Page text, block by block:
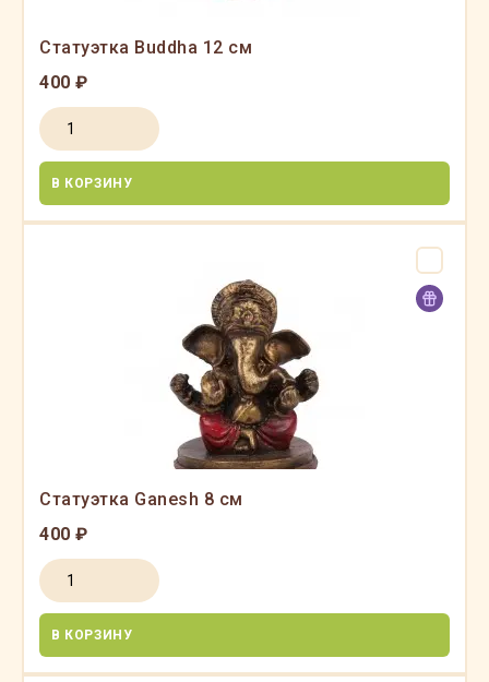
Статуэтка Buddha 12 см
400 ₽
В КОРЗИНУ
Статуэтка Ganesh 8 см
400 ₽
В КОРЗИНУ